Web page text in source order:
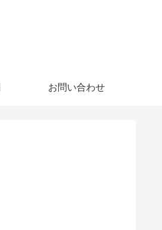
お問い合わせ